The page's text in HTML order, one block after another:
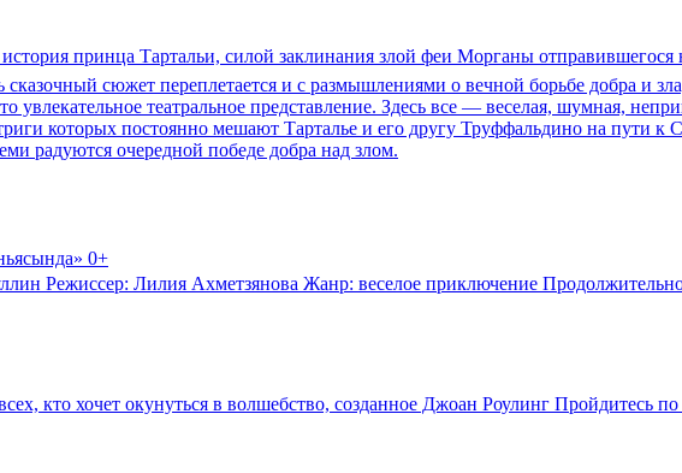
принца Тартальи, силой заклинания злой феи Морганы
сказочный сюжет переплетается и с размышлениями о вечной борьбе добра и
увлекательное театральное представление. Здесь все — веселая, шумная,
которых постоянно мешают Тарталье и его другу Труффальдино на пути
радуются очередной победе добра над злом.
0+
Режиссер: Лилия Ахметзянова Жанр: веселое приключение
кто хочет окунуться в волшебство, созданное Джоан Роулинг Пройдитесь